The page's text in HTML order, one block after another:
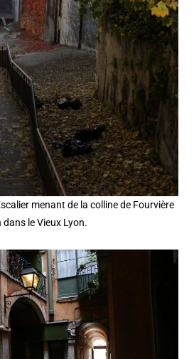
menant de la colline de Fourvière
le Vieux Lyon.